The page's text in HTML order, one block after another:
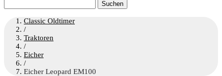
nach:
Classic Oldtimer
/
Traktoren
/
Eicher
/
Eicher Leopard EM100